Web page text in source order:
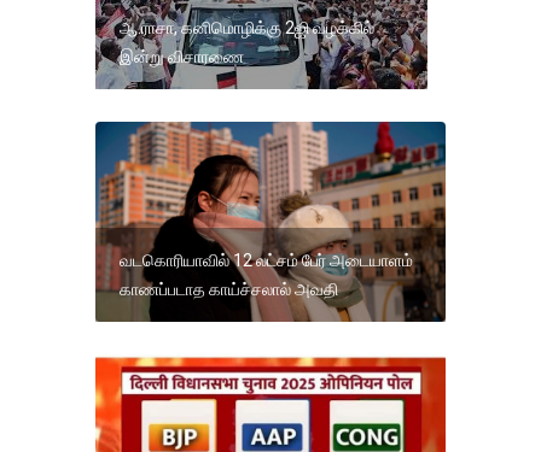
ஆ.ராசா, கனிமொழிக்கு 2ஜி வழக்கில்
இன்று விசாரணை
வடகொரியாவில் 12 லட்சம் பேர் அடையாளம்
காணப்படாத காய்ச்சலால் அவதி